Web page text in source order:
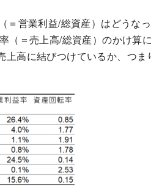
＝営業利益/総資産）はどうな
（＝売上高/総資産）のかけ算
高に結びつけているか、つま